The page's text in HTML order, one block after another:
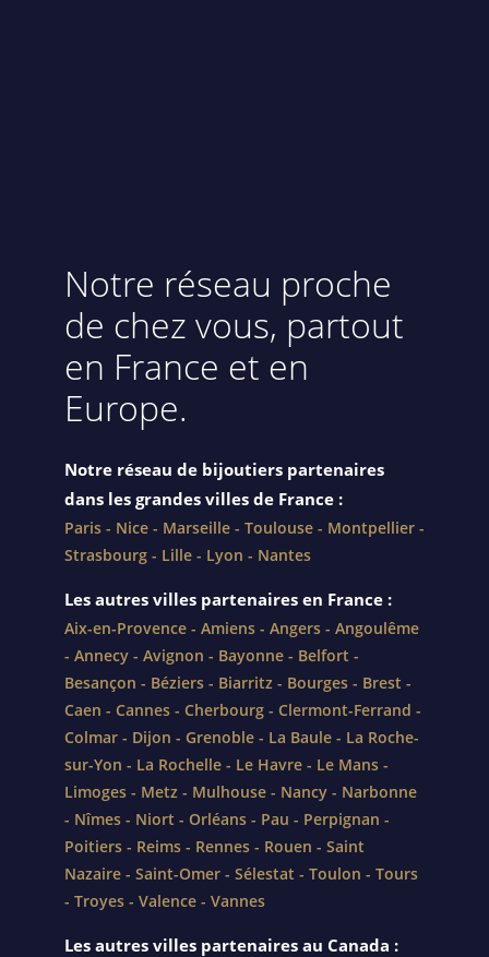
Notre réseau proche
de chez vous, partout
en France et en
Europe.
Notre réseau de bijoutiers partenaires
dans les grandes villes de France :
Paris - Nice - Marseille - Toulouse - Montpellier -
Strasbourg - Lille - Lyon - Nantes
Les autres villes partenaires en France :
Aix-en-Provence - Amiens - Angers - Angoulême
- Annecy - Avignon - Bayonne - Belfort -
Besançon - Béziers - Biarritz - Bourges - Brest -
Caen - Cannes - Cherbourg - Clermont-Ferrand -
Colmar - Dijon - Grenoble - La Baule - La Roche-
sur-Yon - La Rochelle - Le Havre - Le Mans -
Limoges - Metz - Mulhouse - Nancy - Narbonne
- Nîmes - Niort - Orléans - Pau - Perpignan -
Poitiers - Reims - Rennes - Rouen - Saint
Nazaire - Saint-Omer - Sélestat - Toulon - Tours
- Troyes - Valence - Vannes
Les autres villes partenaires au Canada :